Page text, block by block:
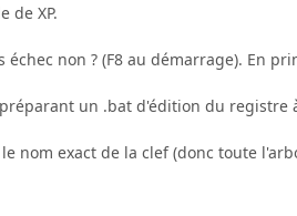
de XP.
non ? (F8 au démarrage). En
un .bat d'édition du
nom exact de la clef (donc toute